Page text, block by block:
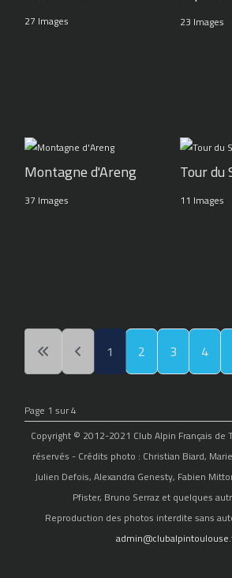
27 Images 23 Images
Montagne d'Areng
37 Images
Tour du
11 Images
1 2 3 4
Page 1 sur 4
Copyright © 2012-2021 Club Alpin Français de
réservés - Crédits photo : Christian Biard,
Julien Defois, Alexandra Genesty, Fabien
Pfister, Bruno Serraz et quelques
Reproduction des photos interdite sans